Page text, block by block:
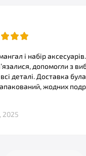
і набір
допомогли з
деталі. Доставка
жодних
2025